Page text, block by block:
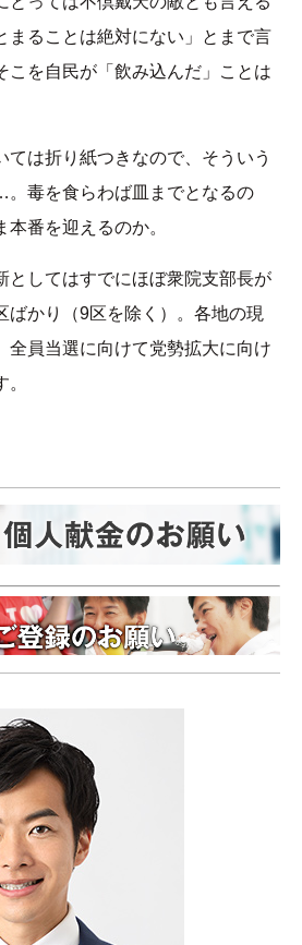
まることは絶対にない」とまで言
こを自民が「飲み込んだ」ことは
ては折り紙つきなので、そういう
毒を食らわば皿までとなるの
番を迎えるのか。
としてはすでにほぼ衆院支部長が
ばかり（9区を除く）。各地の現
全員当選に向けて党勢拡大に向け